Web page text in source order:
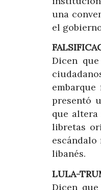
una
el
Dicen
presentó
que altera
libretas
libanés.
LULA-
Dicen